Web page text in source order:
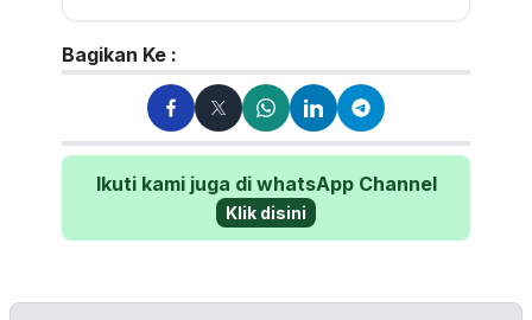
Lulusan Sastra UGM ini te...
Bagikan Ke :
Ikuti kami juga di whatsApp Channel
Klik disini